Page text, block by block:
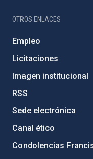
OTROS ENLACES
Empleo
Licitaciones
Imagen institucional
RSS
Sede electrónica
Canal ético
Condolencias